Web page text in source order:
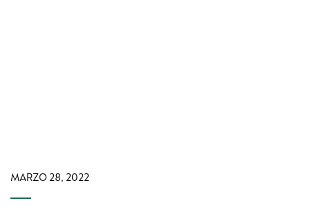
MARZO 28, 2022